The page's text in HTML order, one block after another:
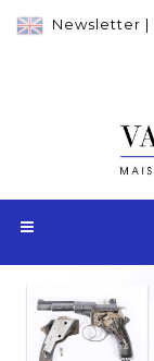
Newsletter |